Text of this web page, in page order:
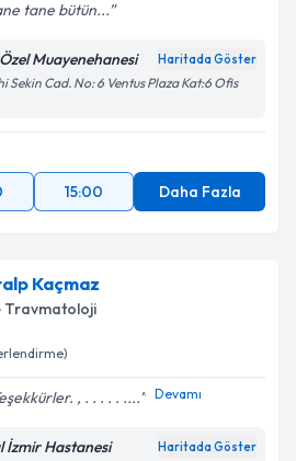
tane bütün...
Muayenehanesi Haritada Göster
Sekin Cad. No: 6 Ventus Plaza Kat:6 Ofis
15:00 Daha Fazla
Kaçmaz
Travmatoloji
, . . . . . .... Devamı
Hastanesi Haritada Göster